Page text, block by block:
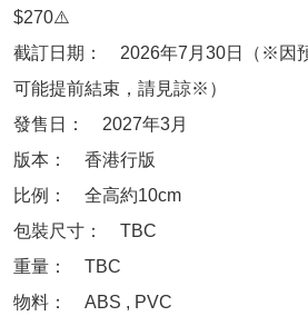
$270⚠️
截訂日期：　2026年7月30日（※因
可能提前結束，請見諒※）
發售日：　2027年3月
版本：　香港行版
比例：　全高約10cm
包裝尺寸：　TBC
重量：　TBC
物料：　ABS , PVC